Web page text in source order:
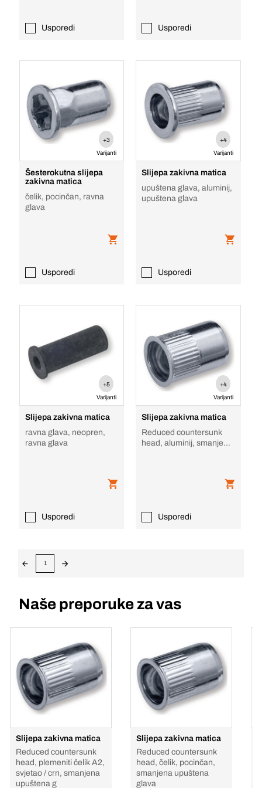
Usporedi Usporedi
+3
Varijanti
Šesterokutna slijepa
zakivna matica
čelik, pocinčan, ravna
glava
Usporedi
+4
Varijanti
Slijepa zakivna matica
upuštena glava, aluminij,
upuštena glava
Usporedi
+5
Varijanti
Slijepa zakivna matica
ravna glava, neopren,
ravna glava
Usporedi
+4
Varijanti
Slijepa zakivna matica
Reduced countersunk
head, aluminij, smanjena
Usporedi
1
Naše preporuke za vas
Slijepa zakivna matica
Reduced countersunk
head, plemeniti čelik A2,
svjetao / crn, smanjena
upuštena g
Slijepa zakivna matica
Reduced countersunk
head, čelik, pocinčan,
smanjena upuštena
glava